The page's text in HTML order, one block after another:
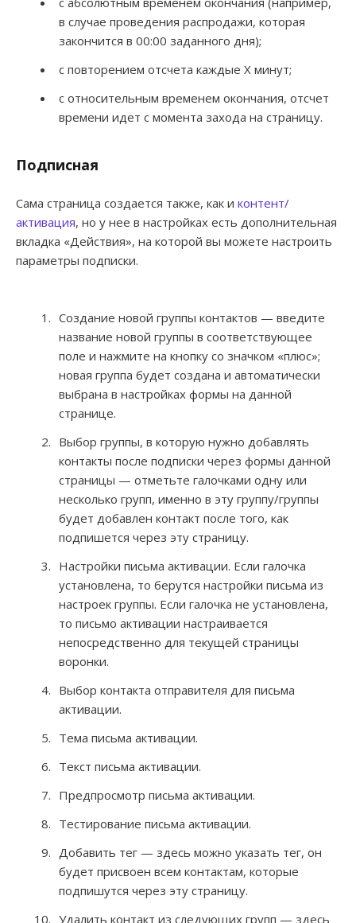
в случае проведения распродажи, которая
закончится в 00:00 заданного дня);
с повторением отсчета каждые Х минут;
с относительным временем окончания, отсчет
времени идет с момента захода на страницу.
Подписная
Сама страница создается также, как и контент/
активация, но у нее в настройках есть дополнительная
вкладка «Действия», на которой вы можете настроить
параметры подписки.
Создание новой группы контактов — введите
название новой группы в соответствующее
поле и нажмите на кнопку со значком «плюс»;
новая группа будет создана и автоматически
выбрана в настройках формы на данной
странице.
Выбор группы, в которую нужно добавлять
контакты после подписки через формы данной
страницы — отметьте галочками одну или
несколько групп, именно в эту группу/группы
будет добавлен контакт после того, как
подпишется через эту страницу.
Настройки письма активации. Если галочка
установлена, то берутся настройки письма из
настроек группы. Если галочка не установлена,
то письмо активации настраивается
непосредственно для текущей страницы
воронки.
Выбор контакта отправителя для письма
активации.
Тема письма активации.
Текст письма активации.
Предпросмотр письма активации.
Тестирование письма активации.
Добавить тег — здесь можно указать тег, он
будет присвоен всем контактам, которые
подпишутся через эту страницу.
Удалить контакт из следующих групп — здесь